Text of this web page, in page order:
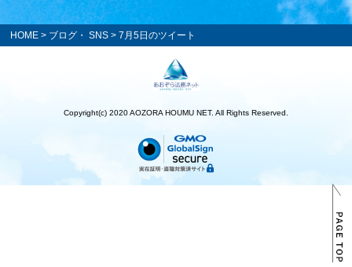
HOME > ブログ・ SNS > 7月5日のツイート
Copyright(c) 2020 AOZORA HOUMU NET. All Rights Reserved.